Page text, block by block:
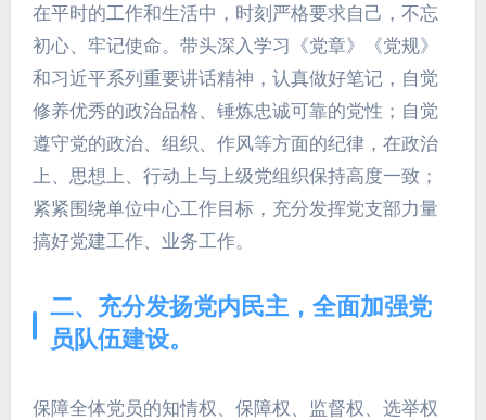
在平时的工作和生活中，时刻严格要求自己，不忘
初心、牢记使命。带头深入学习《党章》《党规》
和习近平系列重要讲话精神，认真做好笔记，自觉
修养优秀的政治品格、锤炼忠诚可靠的党性；自觉
遵守党的政治、组织、作风等方面的纪律，在政治
上、思想上、行动上与上级党组织保持高度一致；
紧紧围绕单位中心工作目标，充分发挥党支部力量
搞好党建工作、业务工作。
二、充分发扬党内民主，全面加强党
员队伍建设。
保障全体党员的知情权、保障权、监督权、选举权